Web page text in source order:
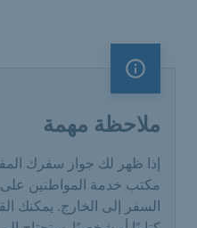
ملاحظة مهمة
ملاحظة مهمة
إذا ظهر لك جواز سفرك
مكتب خدمة المواطنين
السفر إلى الخارج. يمكنك